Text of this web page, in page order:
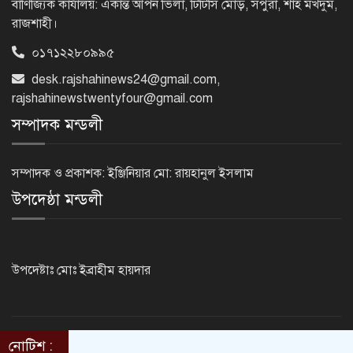
ফাইনালে সান্তোস
গড়ে তোলা হবে’
বাণিজ্যিক কার্যালয়: একান্ত আপন ভিলা, টিটিসি মোড়, সপুরা, শাহ মখদুম,
রাজশাহী।
০১৭১২২৮০৯৯৫
desk.rajshahinews24@gmail.com,
rajshahinewstwentyfour@gmail.com
সম্পাদক মন্ডলী
সম্পাদক ও প্রকাশক: ইঞ্জিনিয়ার মো: রায়হানুল ইসলাম
উপদেষ্ঠা মন্ডলী
উপদেষ্টাঃ মোঃ ইব্রাহীম হায়দার
©2014 - 2024. RajshahiNews24.Com . All rights reserved.
নোটিশ :